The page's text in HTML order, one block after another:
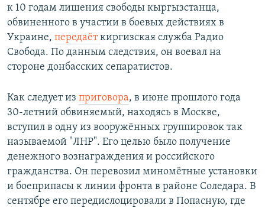
к 10 годам лишения свободы кыргызстанца,
обвиненного в участии в боевых действиях в
Украине, передаёткиргизская служба Радио
Свобода. По данным следствия, он воевал на
стороне донбасских сепаратистов.
Как следует из приговора, в июне прошлого года
30-летний обвиняемый, находясь в Москве,
вступил в одну из вооружённых группировок так
называемой "ЛНР". Его целью было получение
денежного вознаграждения и российского
гражданства. Он перевозил миномётные установки
и боеприпасы к линии фронта в районе Соледара. В
сентябре его передислоцировали в Попасную, где